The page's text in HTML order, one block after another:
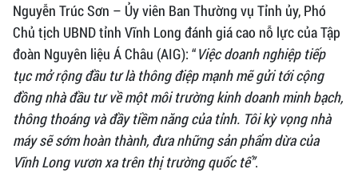
Nguyễn Trúc Sơn – Ủy viên Ban Thường vụ Tỉnh ủy, Phó
Chủ tịch UBND tỉnh Vĩnh Long đánh giá cao nỗ lực của Tập
đoàn Nguyên liệu Á Châu (AIG): “Việc doanh nghiệp tiếp
tục mở rộng đầu tư là thông điệp mạnh mẽ gửi tới cộng
đồng nhà đầu tư về một môi trường kinh doanh minh bạch,
thông thoáng và đầy tiềm năng của tỉnh. Tôi kỳ vọng nhà
máy sẽ sớm hoàn thành, đưa những sản phẩm dừa của
Vĩnh Long vươn xa trên thị trường quốc tế”.